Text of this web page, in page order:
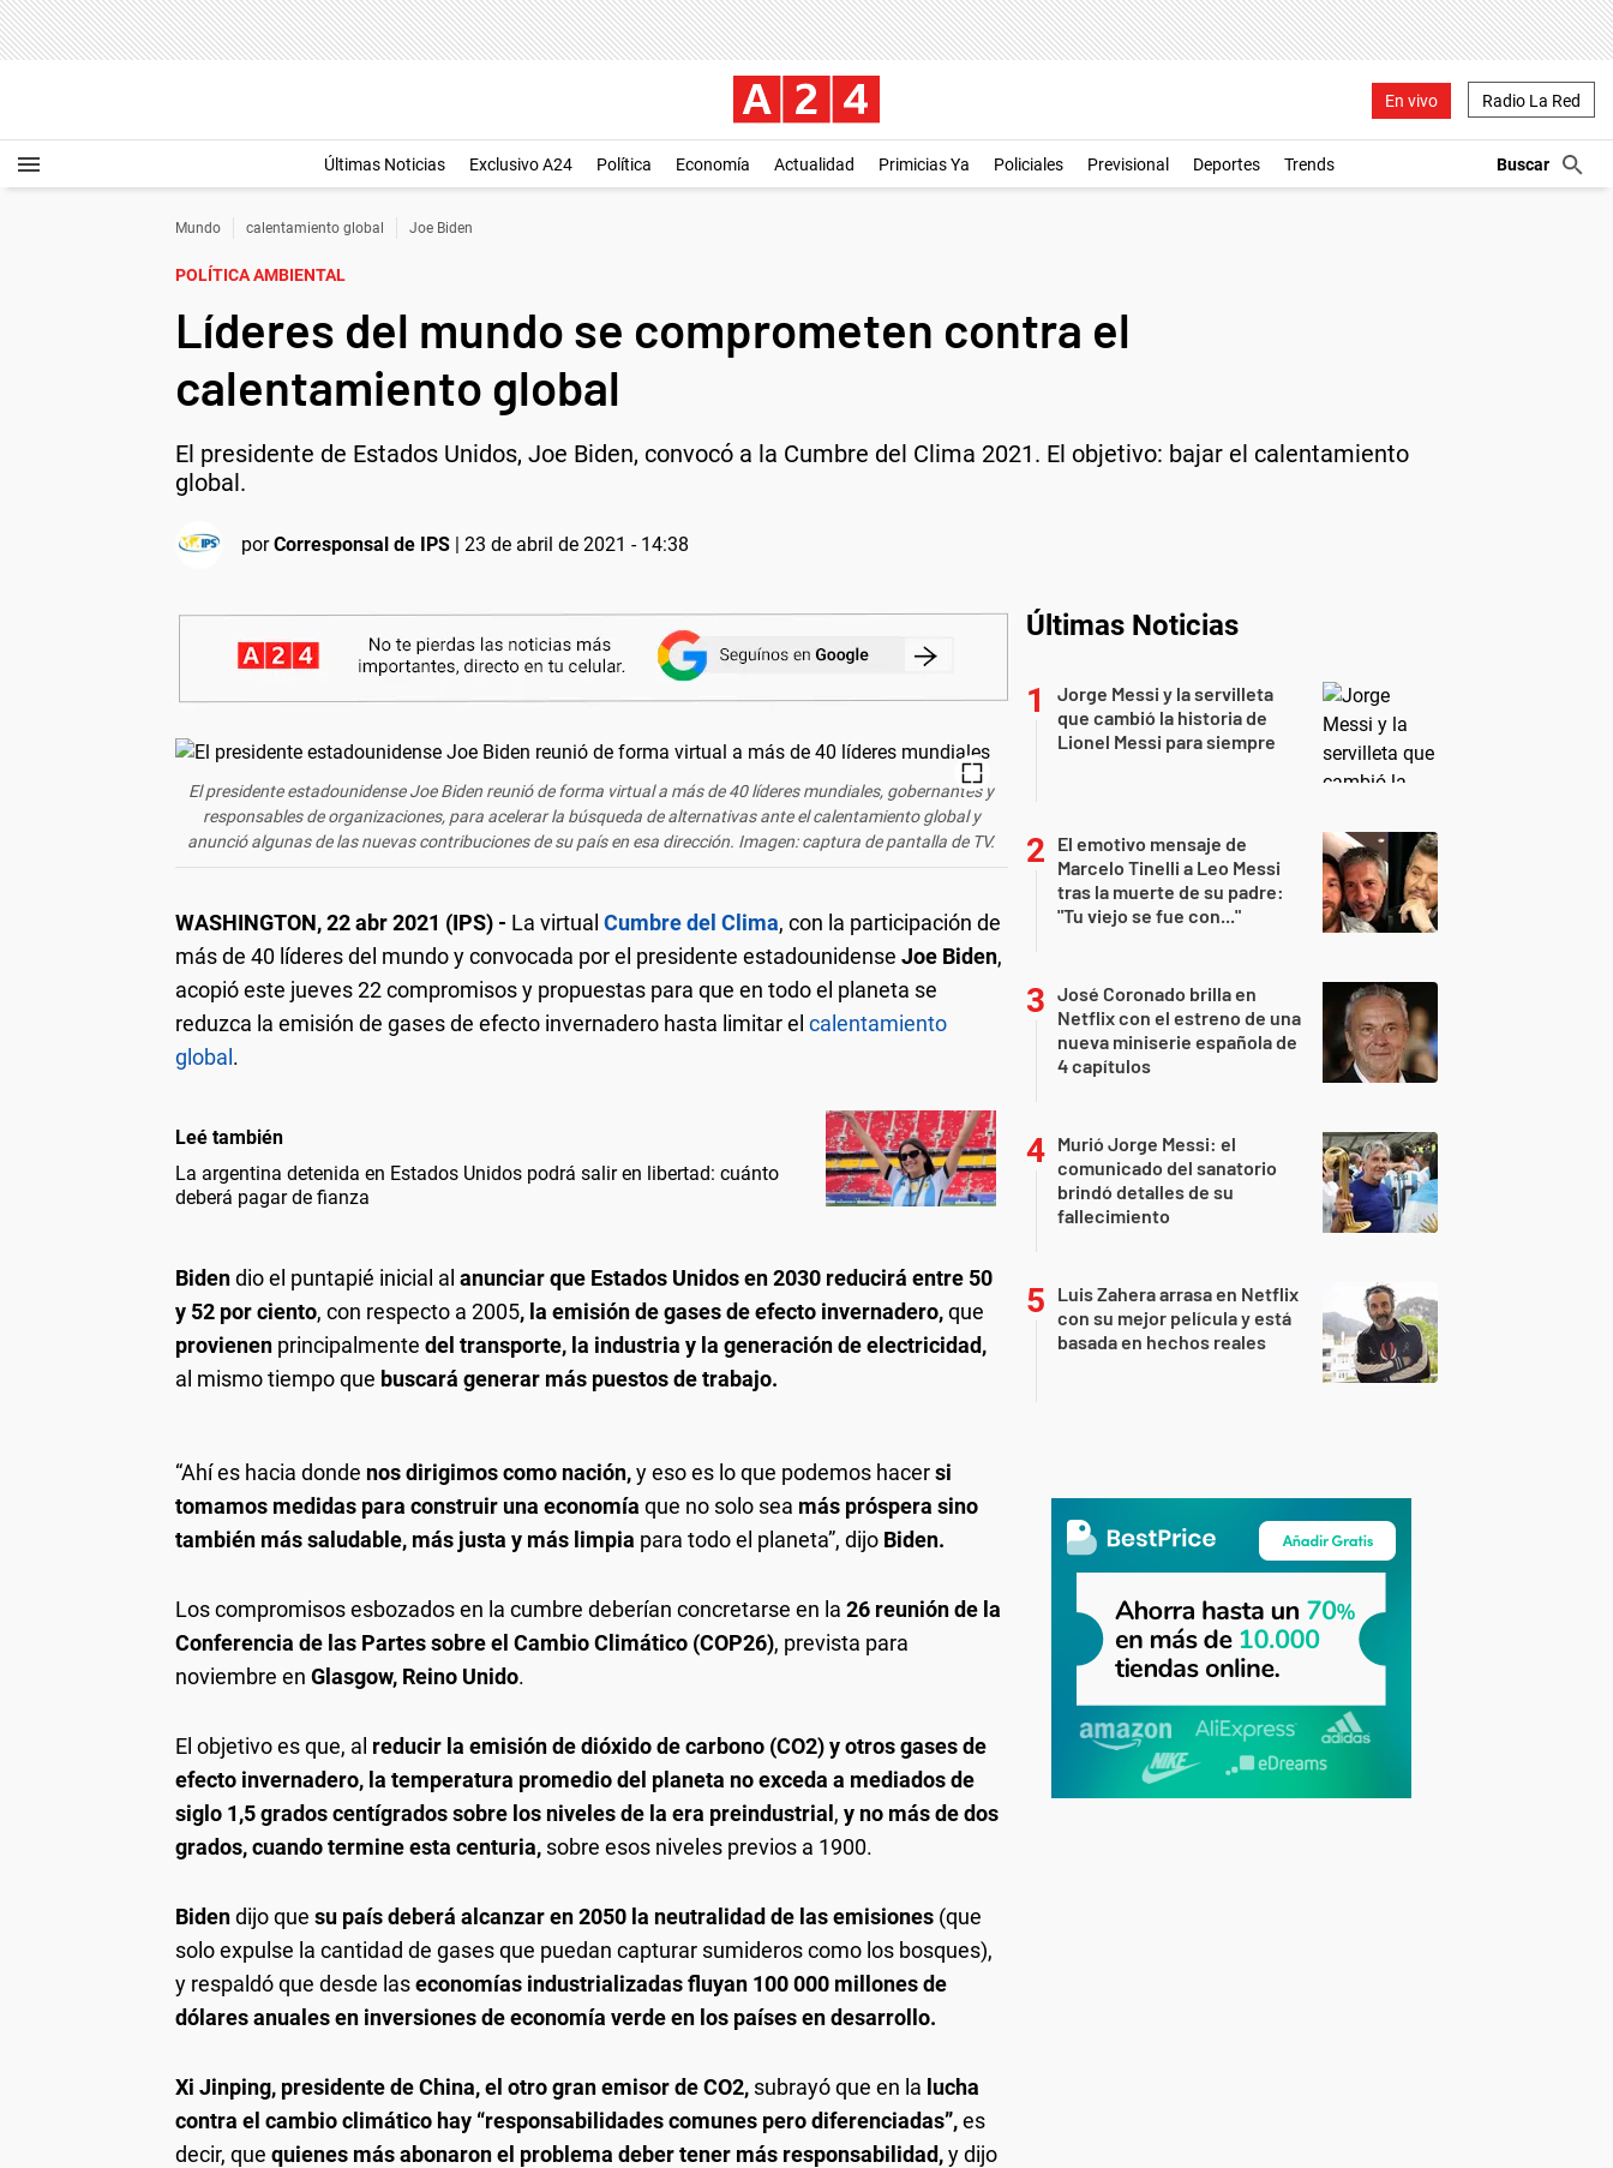
En vivo Radio La Red
Últimas Noticias Exclusivo A24 Política Economía Actualidad Primicias Ya Policiales Previsional Deportes Trends
Mundo calentamiento global Joe Biden
POLÍTICA AMBIENTAL
Líderes del mundo se comprometen contra el
calentamiento global
El presidente de Estados Unidos, Joe Biden, convocó a la Cumbre del Clima 2021. El objetivo: bajar el calentamiento
global.
porCorresponsal de IPS | 23 de abril de 2021 - 14:38
El presidente estadounidense Joe Biden reunió de forma virtual a más de 40 líderes mundiales, gobernantes y
responsables de organizaciones, para acelerar la búsqueda de alternativas ante el calentamiento global y
anunció algunas de las nuevas contribuciones de su país en esa dirección. Imagen: captura de pantalla de TV.
WASHINGTON, 22 abr 2021 (IPS) - La virtual Cumbre del Clima, con la participación de
más de 40 líderes del mundo y convocada por el presidente estadounidense Joe Biden,
acopió este jueves 22 compromisos y propuestas para que en todo el planeta se
reduzca la emisión de gases de efecto invernadero hasta limitar el calentamiento
global.
Leé también
La argentina detenida en Estados Unidos podrá salir en libertad: cuánto
deberá pagar de fianza
Bidendio el puntapié inicial al anunciar que Estados Unidos en 2030 reducirá entre 50
y 52 por ciento, con respecto a 2005, la emisión de gases de efecto invernadero,que
provienen principalmente del transporte, la industria y la generación de electricidad,
al mismo tiempo que buscará generar más puestos de trabajo.
“Ahí es hacia donde nos dirigimos como nación,y eso es lo que podemos hacersi
tomamos medidas para construir una economía que no solo sea más próspera sino
también más saludable, más justa y más limpia para todo el planeta”, dijo Biden.
Los compromisos esbozados en la cumbre deberían concretarse en la 26 reunión de la
Conferencia de las Partes sobre el Cambio Climático (COP26), prevista para
noviembre en Glasgow, Reino Unido.
El objetivo es que, al reducir la emisión de dióxido de carbono (CO2) y otros gases de
efecto invernadero, la temperatura promedio del planeta no exceda a mediados de
siglo 1,5 grados centígrados sobre los niveles de la era preindustrial, y no más de dos
grados, cuando termine esta centuria, sobre esos niveles previos a 1900.
Bidendijo que su país deberá alcanzar en 2050 la neutralidad de las emisiones (que
solo expulse la cantidad de gases que puedan capturar sumideros como los bosques),
y respaldó que desde laseconomías industrializadas fluyan 100 000 millones de
dólares anuales en inversiones de economía verde en los países en desarrollo.
Xi Jinping, presidente de China, el otro gran emisor de CO2, subrayó que en la lucha
contra el cambio climático hay “responsabilidades comunes pero diferenciadas”,es
decir, que quienes más abonaron el problema deber tener más responsabilidad,y dijo
Últimas Noticias
Jorge Messi y la servilleta
que cambió la historia de
Lionel Messi para siempre
El emotivo mensaje de
Marcelo Tinelli a Leo Messi
tras la muerte de su padre:
"Tu viejo se fue con..."
José Coronado brilla en
Netflix con el estreno de una
nueva miniserie española de
4 capítulos
Murió Jorge Messi: el
comunicado del sanatorio
brindó detalles de su
fallecimiento
Luis Zahera arrasa en Netflix
con su mejor película y está
basada en hechos reales